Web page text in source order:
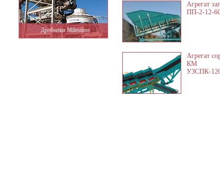
Дробилки Milestone
Агрегат
ПП-2-12-
Агрегат
КМ
УЗСПК-